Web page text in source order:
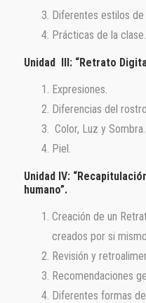
Diferentes estilos
Prácticas de la clase.
Unidad III: “Retrato
Expresiones.
Diferencias del
Color, Luz y Sombra.
Piel.
Unidad IV:
humano”.
Creación de un
creados por si
Revisión y
Recomendaciones
Diferentes formas